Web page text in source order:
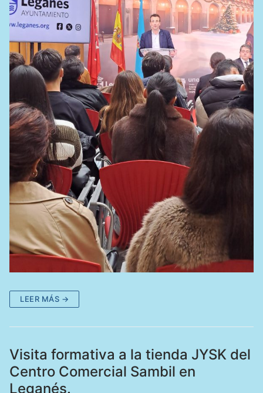
LEER MÁS →
Visita formativa a la tienda JYSK del
Centro Comercial Sambil en
Leganés.